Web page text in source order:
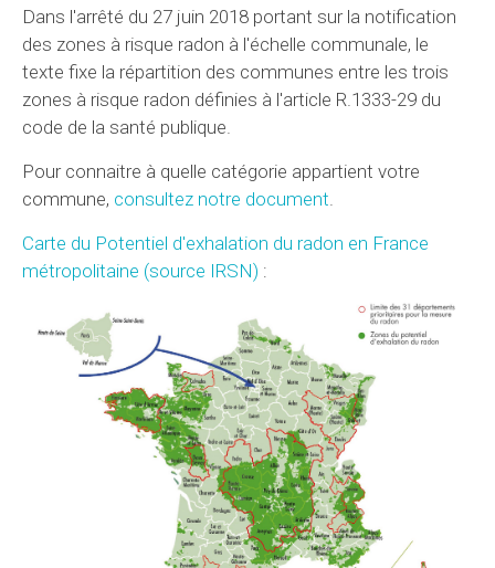
Dans l'arrêté du 27 juin 2018 portant sur la notification
des zones à risque radon à l'échelle communale, le
texte fixe la répartition des communes entre les trois
zones à risque radon définies à l'article R.1333-29 du
code de la santé publique.
Pour connaitre à quelle catégorie appartient votre
commune, consultez notre document
Carte du Potentiel d'exhalation du radon en France
métropolitaine (source IRSN) :